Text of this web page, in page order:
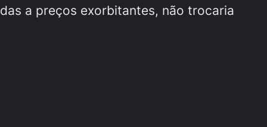
a preços exorbitantes, não trocaria